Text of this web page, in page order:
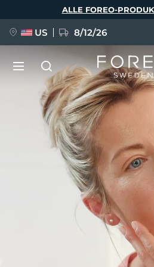
ALLE FOREO-
US 8/12/26
NEU
FAQ™ Pure Beauty-Tech
BREAKING NEWS
issa™ Teeth Whitening Set
Sprache
Deutsch
Italiano
Svenska
简体中文